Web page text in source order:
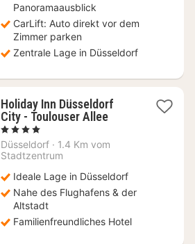
€
Panoramaausblick
CarLift: Auto direkt vor dem
Zimmer parken
Zentrale Lage in Düsseldorf
Holiday Inn Düsseldorf
City - Toulouser Allee1
ab
, 4 Sterne
Düsseldorf · 1.4 Km vom
Stadtzentrum
Ideale Lage in Düsseldorf
Nahe des Flughafens & der
Altstadt
Familienfreundliches Hotel